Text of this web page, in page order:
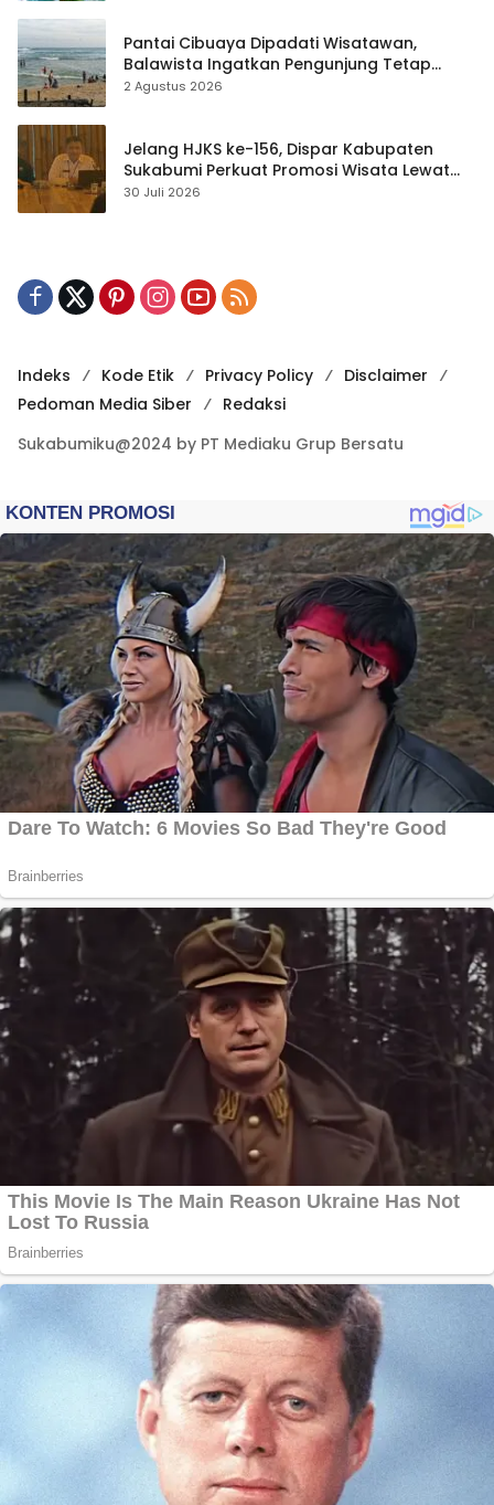
Pantai Cibuaya Dipadati Wisatawan,
Balawista Ingatkan Pengunjung Tetap
Waspada
2 Agustus 2026
Jelang HJKS ke-156, Dispar Kabupaten
Sukabumi Perkuat Promosi Wisata Lewat
Publikasi Digital
30 Juli 2026
Indeks Kode Etik Privacy Policy
Disclaimer
Pedoman Media Siber
Redaksi
Sukabumiku@2024 by PT Mediaku Grup Bersatu